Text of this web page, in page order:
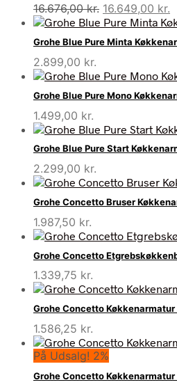
16.676,00kr. Den
oprindelige
pris
var:
16.649,00 kr.
Grohe Blue Pure Minta
2.899,00 kr.
Grohe Blue Pure Mono
1.499,00 kr.
Grohe Blue Pure Start
2.299,00 kr.
Grohe Concetto Bruser
1.987,50 kr.
Grohe Concetto
1.339,75 kr.
Grohe Concetto Køkkenarmatur
1.586,25 kr.
På Udsalg! 2%
Grohe Concetto Køkkenarmatur